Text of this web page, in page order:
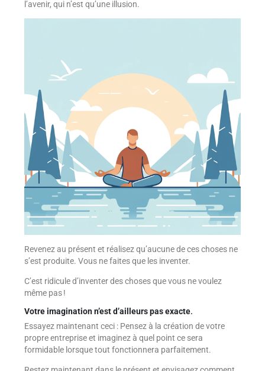
l’avenir, qui n’est qu’une illusion.
Revenez au présent et réalisez qu’aucune de ces choses ne
s’est produite. Vous ne faites que les inventer.
C’est ridicule d’inventer des choses que vous ne voulez
même pas !
Votre imagination n’est d’ailleurs pas exacte.
Essayez maintenant ceci : Pensez à la création de votre
propre entreprise et imaginez à quel point ce sera
formidable lorsque tout fonctionnera parfaitement.